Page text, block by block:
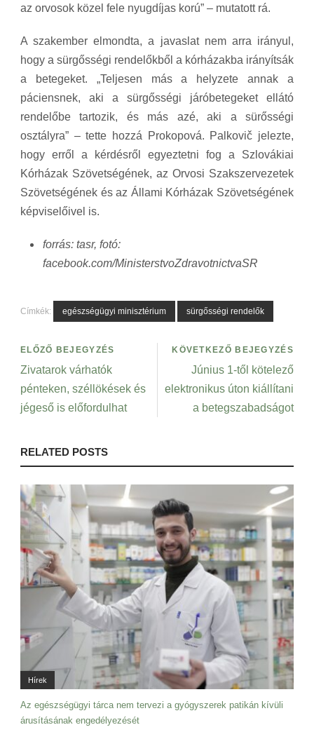
az orvosok közel fele nyugdíjas korú” – mutatott rá.
A szakember elmondta, a javaslat nem arra irányul,
hogy a sürgősségi rendelőkből a kórházakba irányítsák
a betegeket. „Teljesen más a helyzete annak a
páciensnek, aki a sürgősségi járóbetegeket ellátó
rendelőbe tartozik, és más azé, aki a sürősségi
osztályra” – tette hozzá Prokopová. Palkovič jelezte,
hogy erről a kérdésről egyeztetni fog a Szlovákiai
Kórházak Szövetségének, az Orvosi Szakszervezetek
Szövetségének és az Állami Kórházak Szövetségének
képviselőivel is.
forrás: tasr, fotó:
facebook.com/MinisterstvoZdravotnictvaSR
Címkék: egészségügyi minisztérium sürgősségi rendelők
ELŐZŐ BEJEGYZÉS
Zivatarok várhatók
pénteken, széllökések és
jégeső is előfordulhat
KÖVETKEZŐ BEJEGYZÉS
Június 1-től kötelező
elektronikus úton kiállítani
a betegszabadságot
RELATED POSTS
Hírek
Az egészségügyi tárca nem tervezi a gyógyszerek patikán kívüli
árusításának engedélyezését